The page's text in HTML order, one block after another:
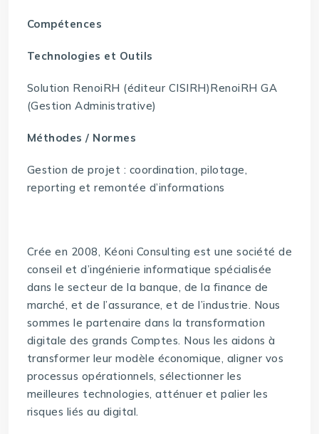
Compétences
Technologies et Outils
Solution RenoiRH (éditeur CISIRH)RenoiRH GA
(Gestion Administrative)
Méthodes / Normes
Gestion de projet : coordination, pilotage,
reporting et remontée d’informations
Crée en 2008, Kéoni Consulting est une société de
conseil et d’ingénierie informatique spécialisée
dans le secteur de la banque, de la finance de
marché, et de l’assurance, et de l’industrie. Nous
sommes le partenaire dans la transformation
digitale des grands Comptes. Nous les aidons à
transformer leur modèle économique, aligner vos
processus opérationnels, sélectionner les
meilleures technologies, atténuer et palier les
risques liés au digital.